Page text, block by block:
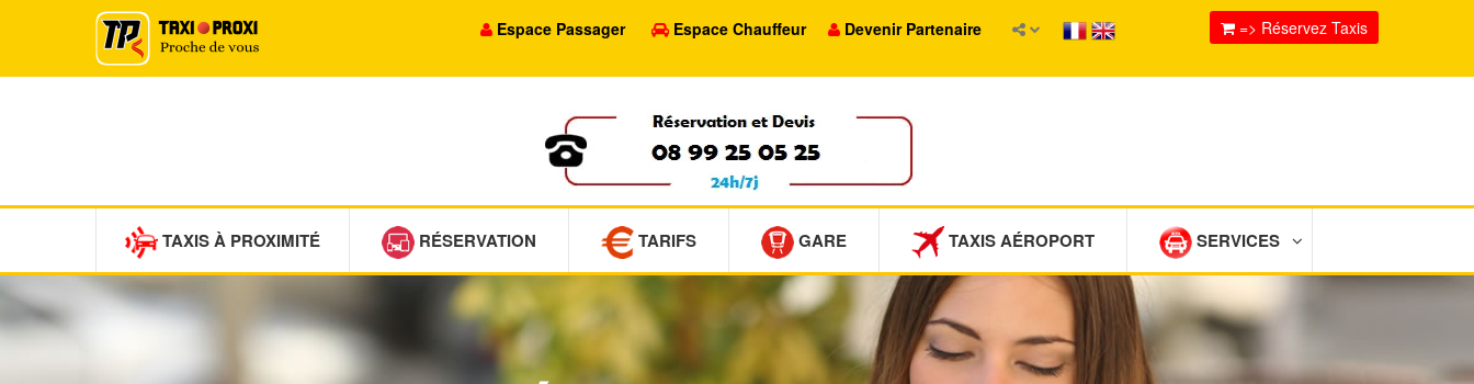
Espace Passager Espace Chauffeur Devenir Partenaire => Réservez Taxis
TAXIS À PROXIMITÉ RÉSERVATION TARIFS GARE TAXIS AÉROPORT SERVICES